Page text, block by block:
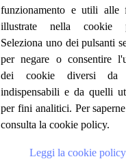
€ 2.13
Q.tà
Bruno Nettl
UNIVERSITY OF ILLINOIS
Illini Book
funzionamento e utili alle
illustrate nella cookie
Seleziona uno dei pulsanti
per negare o consentire
dei cookie diversi da
indispensabili e da quelli
per fini analitici. Per
consulta la cookie policy.
Leggi la cookie policy